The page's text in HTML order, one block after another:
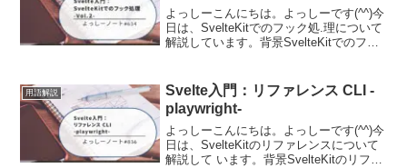
よっしーこんにちは。よっしーです(^^)今
日は、SvelteKitでのフック処.理について
解説しています。背景SvelteKitでのフッ
に残しました。共有フックsrc/...
用語解説
Svelte入門：リファレンス CLI -
playwright-
よっしーこんにちは。よっしーです(^^)今
日は、SvelteKitのリファレンスについて
解説して います。背景SvelteKitのリファ